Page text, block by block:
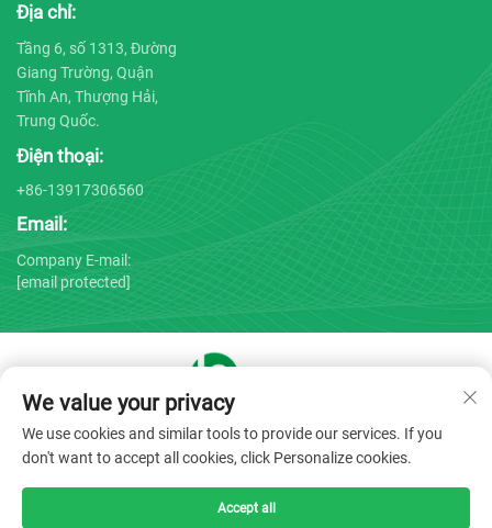
Địa chỉ:
Tầng 6, số 1313, Đường
Giang Trường, Quận
Tĩnh An, Thượng Hải,
Trung Quốc.
Điện thoại:
+86-13917306560
Email:
Company E-mail:
[email protected]
Bản quyền © 2025 bởi Công ty TNHH Thiết bị Y tế Thượng Hải
Bojin -Chính sách bảo mật
We value your privacy
We use cookies and similar tools to provide our services. If you
don't want to accept all cookies, click Personalize cookies.
Accept all